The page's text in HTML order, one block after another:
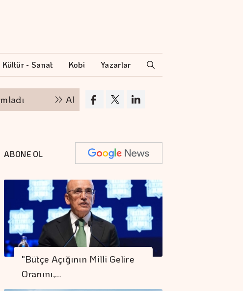
Kültür - Sanat Kobi Yazarlar
Altının kilogramı 6 milyon 500 bin liraya
ABONE OL
"Bütçe Açığının Milli Gelire
Oranını,…